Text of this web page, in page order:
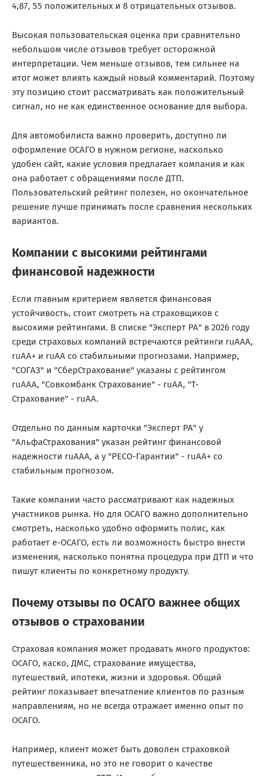
4,87, 55 положительных и 8 отрицательных отзывов.
Высокая пользовательская оценка при сравнительно
небольшом числе отзывов требует осторожной
интерпретации. Чем меньше отзывов, тем сильнее на
итог может влиять каждый новый комментарий. Поэтому
эту позицию стоит рассматривать как положительный
сигнал, но не как единственное основание для выбора.
Для автомобилиста важно проверить, доступно ли
оформление ОСАГО в нужном регионе, насколько
удобен сайт, какие условия предлагает компания и как
она работает с обращениями после ДТП.
Пользовательский рейтинг полезен, но окончательное
решение лучше принимать после сравнения нескольких
вариантов.
Компании с высокими рейтингами
финансовой надежности
Если главным критерием является финансовая
устойчивость, стоит смотреть на страховщиков с
высокими рейтингами. В списке "Эксперт РА" в 2026 году
среди страховых компаний встречаются рейтинги ruAAA,
ruAA+ и ruAA со стабильными прогнозами. Например,
"СОГАЗ" и "СберСтрахование" указаны с рейтингом
ruAAA, "Совкомбанк Страхование" - ruAA, "Т-
Страхование" - ruAA.
Отдельно по данным карточки "Эксперт РА" у
"АльфаСтрахования" указан рейтинг финансовой
надежности ruAAA, а у "РЕСО-Гарантии" - ruAA+ со
стабильным прогнозом.
Такие компании часто рассматривают как надежных
участников рынка. Но для ОСАГО важно дополнительно
смотреть, насколько удобно оформить полис, как
работает е-ОСАГО, есть ли возможность быстро внести
изменения, насколько понятна процедура при ДТП и что
пишут клиенты по конкретному продукту.
Почему отзывы по ОСАГО важнее общих
отзывов о страховании
Страховая компания может продавать много продуктов:
ОСАГО, каско, ДМС, страхование имущества,
путешествий, ипотеки, жизни и здоровья. Общий
рейтинг показывает впечатление клиентов по разным
направлениям, но не всегда отражает именно опыт по
ОСАГО.
Например, клиент может быть доволен страховкой
путешественника, но это не говорит о качестве